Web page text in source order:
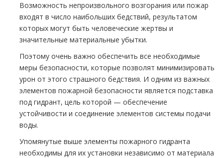
Возможность непроизвольного возгорания или пожар
входят в число наибольших бедствий, результатом
которых могут быть человеческие жертвы и
значительные материальные убытки.
Поэтому очень важно обеспечить все необходимые
меры безопасности, которые позволят минимизировать
урон от этого страшного бедствия. И одним из важных
элементов пожарной безопасности является подставка
под гидрант, цель которой — обеспечение
устойчивости и соединение элементов системы подачи
воды.
Упомянутые выше элементы пожарного гидранта
необходимы для их установки независимо от материала